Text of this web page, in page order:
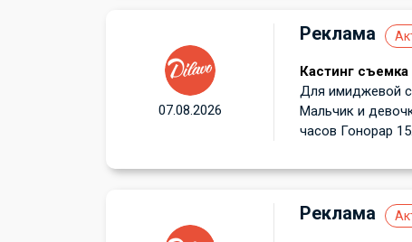
Реклама
Кастинг
Для имиджевой
Мальчик и
часов Гонорар
07.08.2026
Реклама